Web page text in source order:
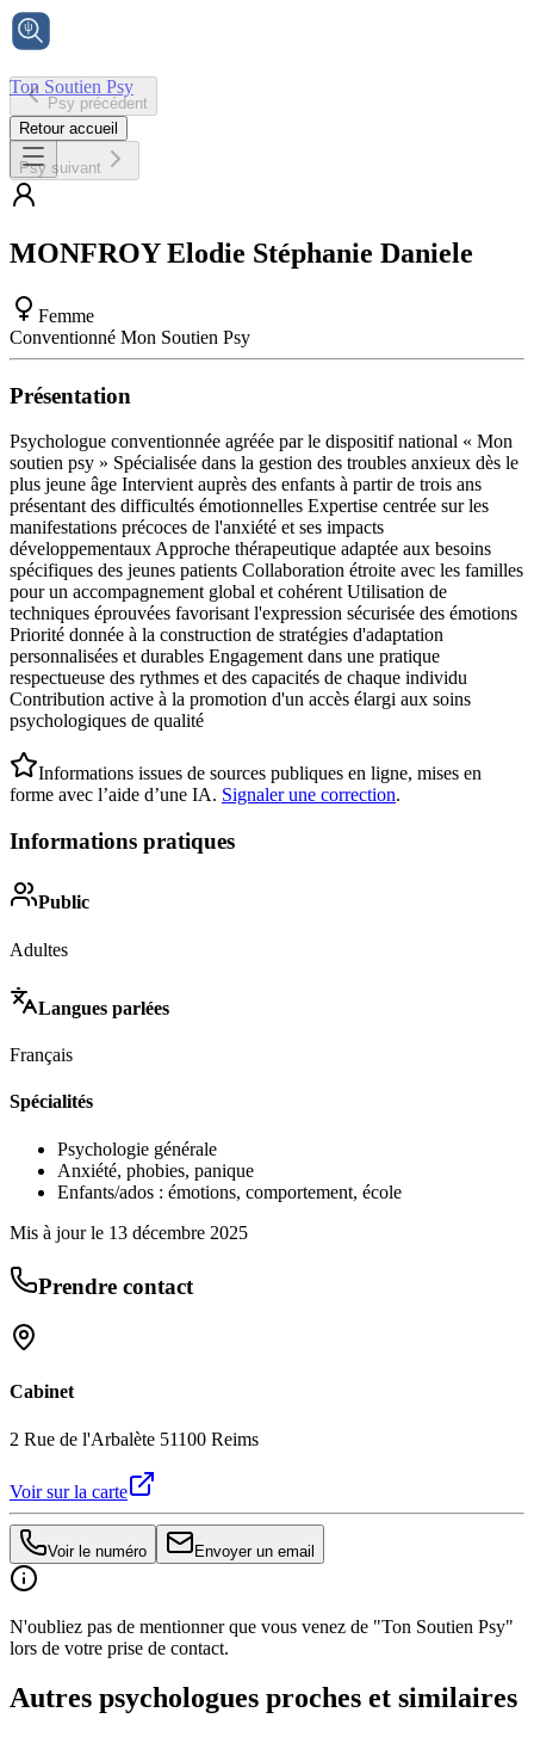
Ton Soutien Psy
Accueil
Psy précédent
Retour accueil
Psy suivant
MONFROY Elodie Stéphanie Daniele
Femme
Conventionné Mon Soutien Psy
Présentation
Psychologue conventionnée agréée par le dispositif national « Mon
soutien psy » Spécialisée dans la gestion des troubles anxieux dès le
plus jeune âge Intervient auprès des enfants à partir de trois ans
présentant des difficultés émotionnelles Expertise centrée sur les
manifestations précoces de l'anxiété et ses impacts
développementaux Approche thérapeutique adaptée aux besoins
spécifiques des jeunes patients Collaboration étroite avec les familles
pour un accompagnement global et cohérent Utilisation de
techniques éprouvées favorisant l'expression sécurisée des émotions
Priorité donnée à la construction de stratégies d'adaptation
personnalisées et durables Engagement dans une pratique
respectueuse des rythmes et des capacités de chaque individu
Contribution active à la promotion d'un accès élargi aux soins
psychologiques de qualité
Informations issues de sources publiques en ligne, mises en
forme avec l’aide d’une IA. Signaler une correction.
Informations pratiques
Public
Adultes
Langues parlées
Français
Spécialités
Psychologie générale
Anxiété, phobies, panique
Enfants/ados : émotions, comportement, école
Mis à jour le 13 décembre 2025
Prendre contact
Cabinet
2 Rue de l'Arbalète 51100 Reims
Voir sur la carte
Voir le numéro Envoyer un email
N'oubliez pas de mentionner que vous venez de "Ton Soutien Psy"
lors de votre prise de contact.
Autres psychologues proches et similaires